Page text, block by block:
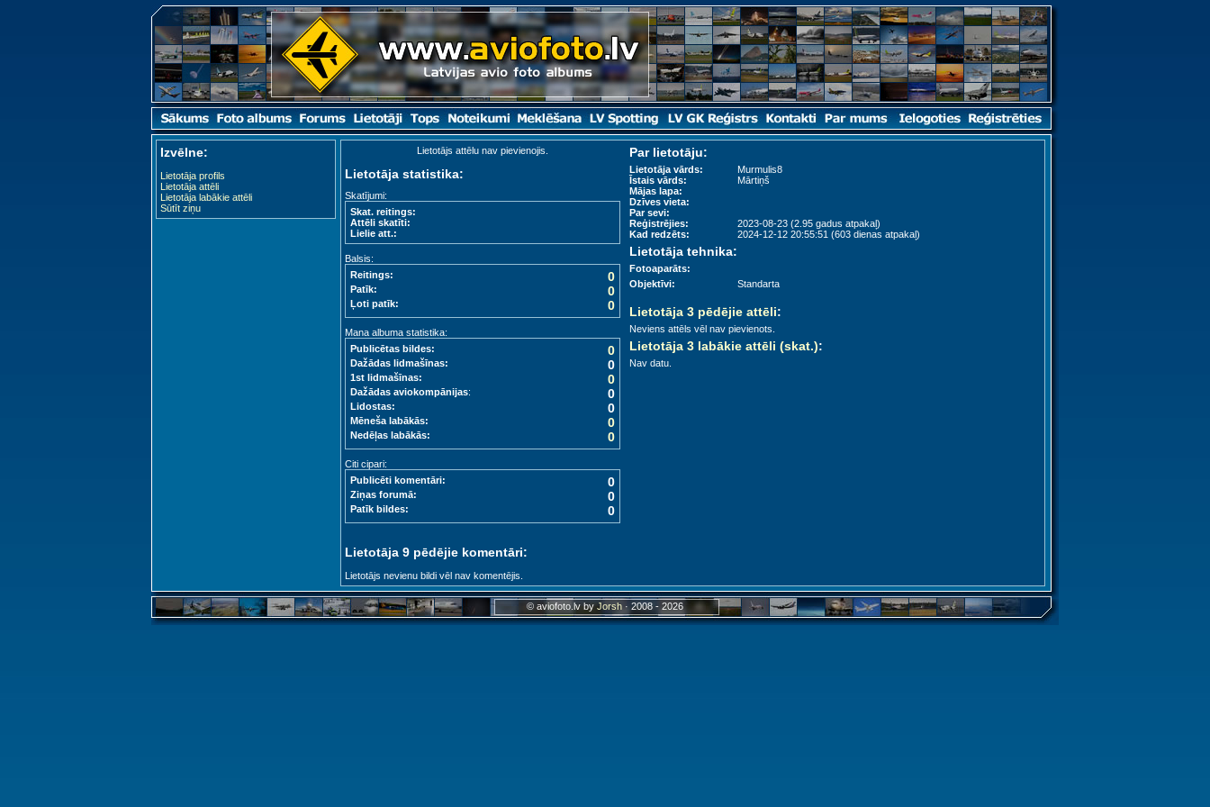
Izvēlne:
Lietotāja profils
Lietotāja attēli
Lietotāja labākie attēli
Sūtīt ziņu
Lietotājs attēlu nav pievienojis. Par lietotāju:
Lietotāja vārds:
Murmulis8
Īstais vārds:
Mārtiņš
Mājas lapa:
Dzīves vieta:
Par sevi:
Reģistrējies:
2023-08-23 (2.95 gadus atpakaļ)
Kad redzēts:
2024-12-12 20:55:51 (603 dienas atpakaļ)
Lietotāja tehnika:
Fotoaparāts:
Objektīvi:
Standarta
Lietotāja 3 pēdējie attēli:
Neviens attēls vēl nav pievienots.
Lietotāja 3 labākie attēli (skat.):
Nav datu.
Lietotāja statistika:
Skatījumi:
Skat. reitings:
Attēli skatīti:
Lielie att.:
Balsis:
Reitings:
0
Patīk: 0
Ļoti patīk: 0
Mana albuma statistika:
Publicētas bildes:
0
Dažādas lidmašīnas: 0
1st lidmašīnas: 0
Dažādas aviokompānijas: 0
Lidostas: 0
Mēneša labākās: 0
Nedēļas labākās: 0
Citi cipari:
Publicēti komentāri:
0
Ziņas forumā: 0
Patīk bildes: 0
Lietotāja 9 pēdējie komentāri:
Lietotājs nevienu bildi vēl nav komentējis.
© aviofoto.lv byJorsh · 2008 - 2026